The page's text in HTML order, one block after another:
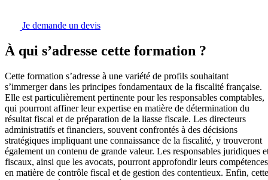
Je demande un devis
À qui s’adresse cette formation ?
Cette formation s’adresse à une variété de profils souhaitant
s’immerger dans les principes fondamentaux de la fiscalité française.
Elle est particulièrement pertinente pour les responsables comptables,
qui pourront affiner leur expertise en matière de détermination du
résultat fiscal et de préparation de la liasse fiscale. Les directeurs
administratifs et financiers, souvent confrontés à des décisions
stratégiques impliquant une connaissance de la fiscalité, y trouveront
également un contenu de grande valeur. Les responsables juridiques
fiscaux, ainsi que les avocats, pourront approfondir leurs compétences
en matière de contrôle fiscal et de gestion des contentieux. Enfin, cette